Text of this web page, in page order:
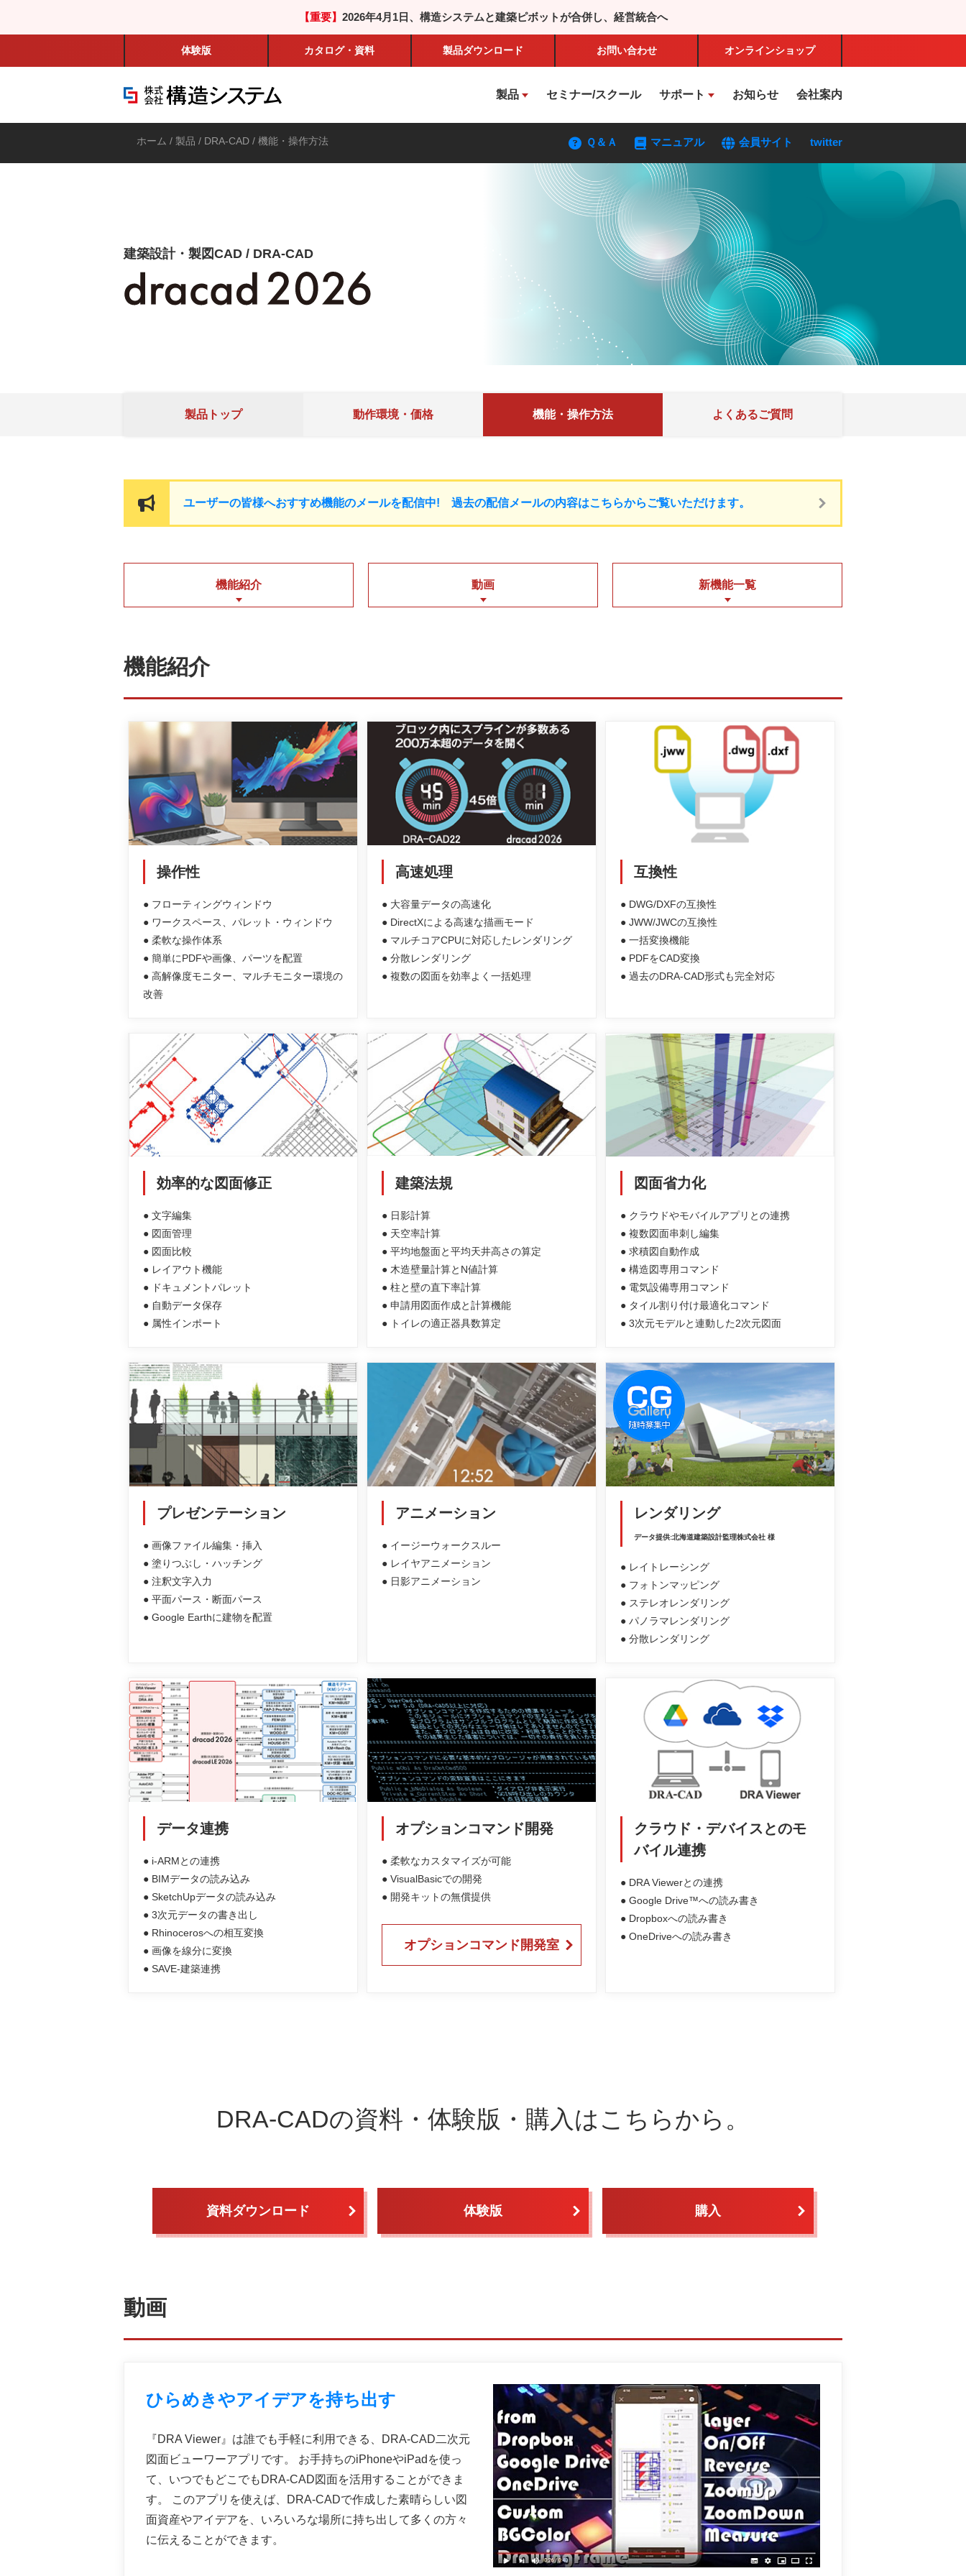
【重要】 2026年4月1日、構造システムと建築ピボットが合併し、経営統合へ
体験版 カタログ・資料 製品ダウンロード お問い合わせ オンラインショップ
製品 セミナー/スクール サポート お知らせ 会社案内
ホーム / 製品 / DRA-CAD / 機能・操作方法 Ｑ＆Ａ マニュアル 会員サイト twitter
建築設計・製図CAD / DRA-CAD
製品 トップ 動作環境・価格 機能・操作方法 よくあるご質問
ユーザーの皆様へおすすめ機能のメールを配信中! 過去の配信メールの内容はこちらからご覧いただけます。
機能紹介 動画 新機能一覧
機能紹介
操作性
● フローティングウィンドウ
● ワークスペース、パレット・ウィンドウ
● 柔軟な操作体系
● 簡単にPDFや画像、パーツを配置
● 高解像度モニター、マルチモニター環境の
改善
高速処理
● 大容量データの高速化
● DirectXによる高速な描画モード
● マルチコアCPUに対応したレンダリング
● 分散レンダリング
● 複数の図面を効率よく一括処理
互換性
● DWG/DXFの互換性
● JWW/JWCの互換性
● 一括変換機能
● PDFをCAD変換
● 過去のDRA-CAD形式も完全対応
効率的な図面修正
● 文字編集
● 図面管理
● 図面比較
● レイアウト機能
● ドキュメントパレット
● 自動データ保存
● 属性インポート
建築法規
● 日影計算
● 天空率計算
● 平均地盤面と平均天井高さの算定
● 木造壁量計算とN値計算
● 柱と壁の直下率計算
● 申請用図面作成と計算機能
● トイレの適正器具数算定
図面省力化
● クラウドやモバイルアプリとの連携
● 複数図面串刺し編集
● 求積図自動作成
● 構造図専用コマンド
● 電気設備専用コマンド
● タイル割り付け最適化コマンド
● 3次元モデルと連動した2次元図面
プレゼンテーション
● 画像ファイル編集・挿入
● 塗りつぶし・ハッチング
● 注釈文字入力
● 平面パース・断面パース
● Google Earthに建物を配置
アニメーション
● イージーウォークスルー
● レイヤアニメーション
● 日影アニメーション
レンダリング
データ提供:北海道建築設計監理株式会社 様
● レイトレーシング
● フォトンマッピング
● ステレオレンダリング
● パノラマレンダリング
● 分散レンダリング
データ連携
● i-ARMとの連携
● BIMデータの読み込み
● SketchUpデータの読み込み
● 3次元データの書き出し
● Rhinocerosへの相互変換
● 画像を線分に変換
● SAVE-建築連携
オプションコマンド開発
● 柔軟なカスタマイズが可能
● VisualBasicでの開発
● 開発キットの無償提供
オプションコマンド開発室
クラウド・デバイスとのモ
バイル連携
● DRA Viewerとの連携
● Google Drive™への読み書き
● Dropboxへの読み書き
● OneDriveへの読み書き
DRA-CADの資料・体験版・購入はこちらから。
資料ダウンロード 体験版 購入
動画
ひらめきやアイデアを持ち出す
『DRA Viewer』は誰でも手軽に利用できる、DRA-CAD二次元
図面ビューワーアプリです。 お手持ちのiPhoneやiPadを使っ
て、いつでもどこでもDRA-CAD図面を活用することができま
す。 このアプリを使えば、DRA-CADで作成した素晴らしい図
面資産やアイデアを、いろいろな場所に持ち出して多くの方々
に伝えることができます。